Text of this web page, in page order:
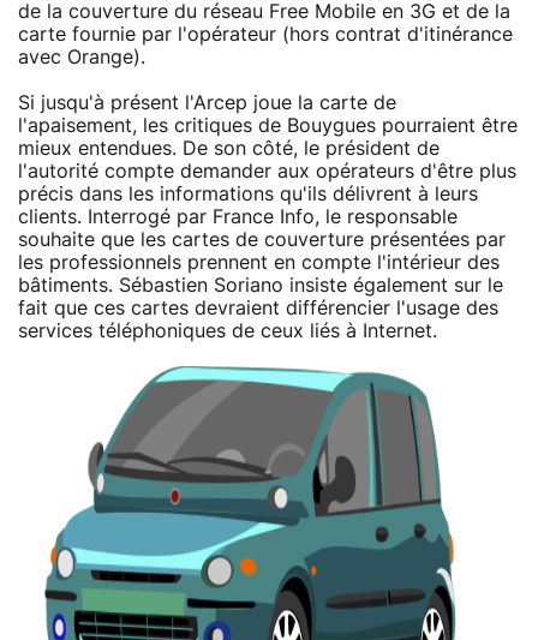
de la couverture du réseau Free Mobile en 3G et de la
carte fournie par l'opérateur (hors contrat d'itinérance
avec Orange).
Si jusqu'à présent l'Arcep joue la carte de
l'apaisement, les critiques de Bouygues pourraient être
mieux entendues. De son côté, le président de
l'autorité compte demander aux opérateurs d'être plus
précis dans les informations qu'ils délivrent à leurs
clients. Interrogé par France Info, le responsable
souhaite que les cartes de couverture présentées par
les professionnels prennent en compte l'intérieur des
bâtiments. Sébastien Soriano insiste également sur le
fait que ces cartes devraient différencier l'usage des
services téléphoniques de ceux liés à Internet.